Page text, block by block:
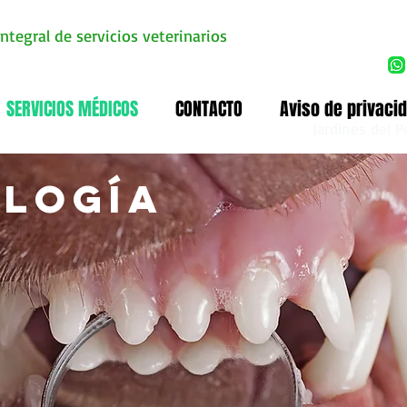
de servicios veterinarios
Av. San
SERVICIOS MÉDICOS CONTACTO Aviso de